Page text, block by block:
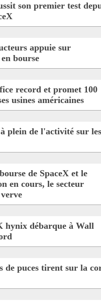
son premier test
appuie sur
bourse
record et promet 100
usines américaines
plein de l'activité sur les
de SpaceX et le
en cours, le secteur
hynix débarque à Wall
de puces tirent sur la